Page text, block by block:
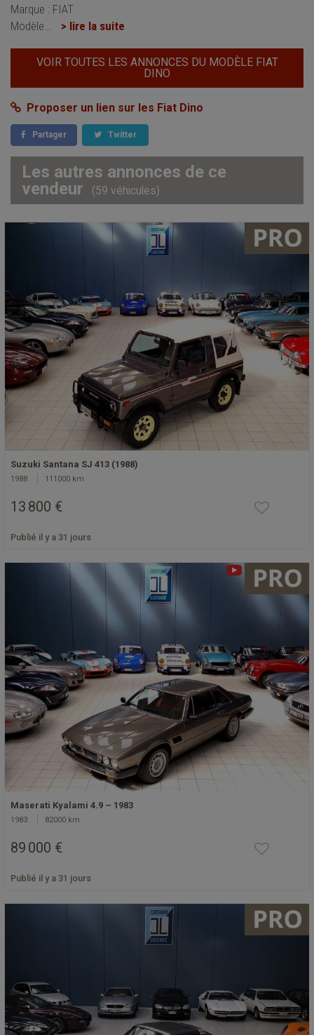
Marque : FIAT
Modèle
> lire la suite
VOIR TOUTES LES ANNONCES DU MODÈLE FIAT
DINO
Proposer un lien sur les Fiat Dino
Partager Twitter
Les autres annonces de ce
vendeur
(59 véhicules)
Suzuki Santana SJ 413 (1988)
1988 111000 km
13 800 €
Publié il y a 31 jours
Maserati Kyalami 4.9 – 1983
1983 82000 km
89 000 €
Publié il y a 31 jours